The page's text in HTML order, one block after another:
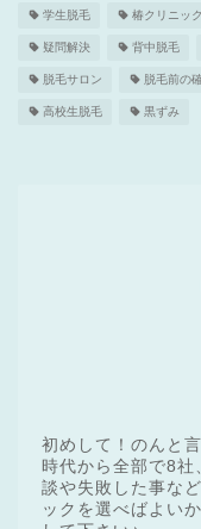
学生脱毛 椿クリニック
疑問解決 背中脱毛
脱毛サロン 脱毛前の
高校生脱毛 黒ずみ
初めして！のんと
時代から全部で8
談や失敗した事な
ックを選べばよい